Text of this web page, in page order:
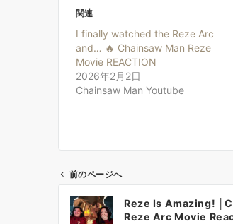
関連
I finally watched the Reze Arc
and… 🔥 Chainsaw Man Reze
Movie REACTION
2026年2月2日
Chainsaw Man Youtube
前のページへ
Reze Is Amazing!
Reze Arc Movie